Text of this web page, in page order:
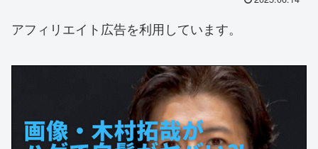
アフィリエイト広告を利用しています。